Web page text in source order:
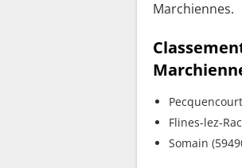
Marchiennes.
Flines-lez-
Somain